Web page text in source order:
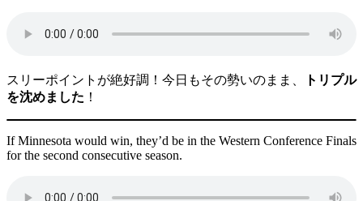
スリーポイントが絶好調！今日もその勢いのまま、
トリプル
を沈めました ！
If Minnesota would win, they’d be in the Western Conference Finals
for the second consecutive season.